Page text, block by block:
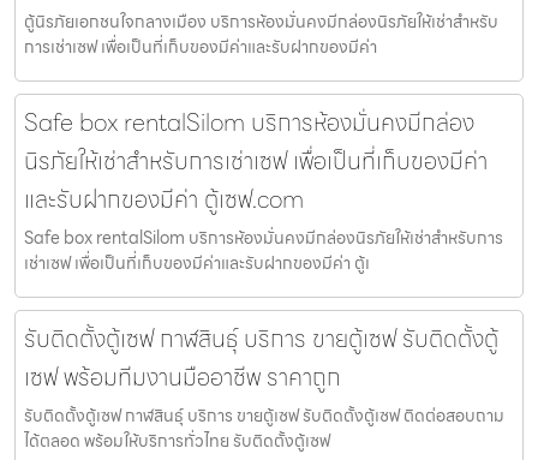
ตู้นิรภัยเอกชนใจกลางเมือง บริการห้องมั่นคงมีกล่องนิรภัยให้เช่าสำหรับ
การเช่าเซฟ เพื่อเป็นที่เก็บของมีค่าและรับฝากของมีค่า
Safe box rentalSilom บริการห้องมั่นคงมีกล่อง
นิรภัยให้เช่าสำหรับการเช่าเซฟ เพื่อเป็นที่เก็บของมีค่า
และรับฝากของมีค่า ตู้เซฟ.com
Safe box rentalSilom บริการห้องมั่นคงมีกล่องนิรภัยให้เช่าสำหรับการ
เช่าเซฟ เพื่อเป็นที่เก็บของมีค่าและรับฝากของมีค่า ตู้เ
รับติดตั้งตู้เซฟ กาฬสินธุ์ บริการ ขายตู้เซฟ รับติดตั้งตู้
เซฟ พร้อมทีมงานมืออาชีพ ราคาถูก
รับติดตั้งตู้เซฟ กาฬสินธุ์ บริการ ขายตู้เซฟ รับติดตั้งตู้เซฟ ติดต่อสอบถาม
ได้ตลอด พร้อมให้บริการทั่วไทย รับติดตั้งตู้เซฟ